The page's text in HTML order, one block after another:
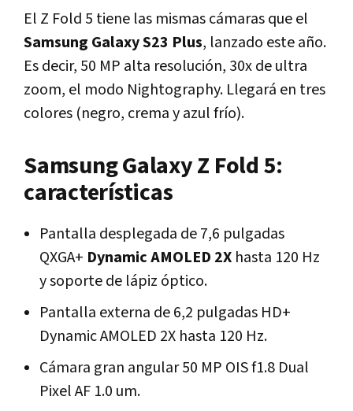
El Z Fold 5 tiene las mismas cámaras que el
Samsung Galaxy S23 Plus, lanzado este año.
Es decir, 50 MP alta resolución, 30x de ultra
zoom, el modo Nightography. Llegará en tres
colores (negro, crema y azul frío).
Samsung Galaxy Z Fold 5:
características
Pantalla desplegada de 7,6 pulgadas
QXGA+ Dynamic AMOLED 2X hasta 120 Hz
y soporte de lápiz óptico.
Pantalla externa de 6,2 pulgadas HD+
Dynamic AMOLED 2X hasta 120 Hz.
Cámara gran angular 50 MP OIS f1.8 Dual
Pixel AF 1.0 um.